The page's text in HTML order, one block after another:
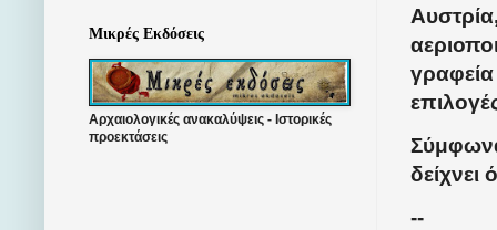
γραφεία
δείχνει
--
Μικρές Εκδόσεις
Αρχαιολογικές ανακαλύψεις - Ιστορικές
προεκτάσεις